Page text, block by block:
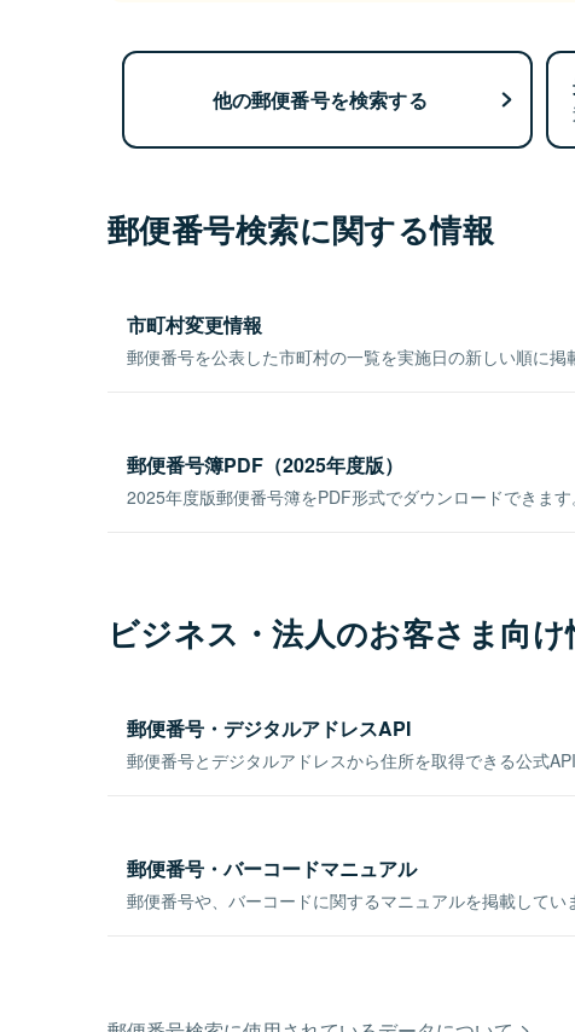
他の郵便番号を検索する
郵便番号検索に関する情報
市町村変更情報
郵便番号を公表した市町村の一覧を実施日の新しい順に掲
郵便番号簿PDF（2025年度版）
2025年度版郵便番号簿をPDF形式でダウンロードできます
ビジネス・法人のお客さま向け
郵便番号・デジタルアドレスAPI
郵便番号とデジタルアドレスから住所を取得できる公式API
郵便番号・バーコードマニュアル
郵便番号や、バーコードに関するマニュアルを掲載してい